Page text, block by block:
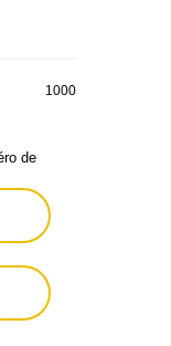
1000
de